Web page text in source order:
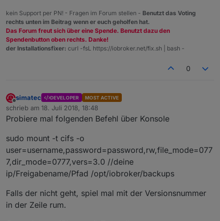
kein Support per PN! - Fragen im Forum stellen - Benutzt das Voting
rechts unten im Beitrag wenn er euch geholfen hat.
Das Forum freut sich über eine Spende. Benutzt dazu den
Spendenbutton oben rechts. Danke!
der Installationsfixer: curl -fsL https://iobroker.net/fix.sh | bash -
0
Offline
simatec DEVELOPER MOST ACTIVE
schrieb am 18. Juli 2018, 18:48
zuletzt editiert von
Probiere mal folgenden Befehl über Konsole
sudo mount -t cifs -o
user=username,password=password,rw,file_mode=077
7,dir_mode=0777,vers=3.0 //deine
ip/Freigabename/Pfad /opt/iobroker/backups
Falls der nicht geht, spiel mal mit der Versionsnummer
in der Zeile rum.